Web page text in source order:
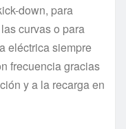
down, para
curvas o para
eléctrica siempre
frecuencia gracias
y a la recarga en